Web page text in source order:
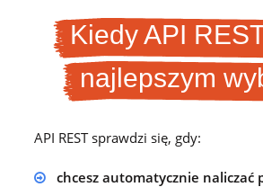
Kiedy API
najlepszym
API REST sprawdzi się, gdy:
chcesz automatycznie naliczać